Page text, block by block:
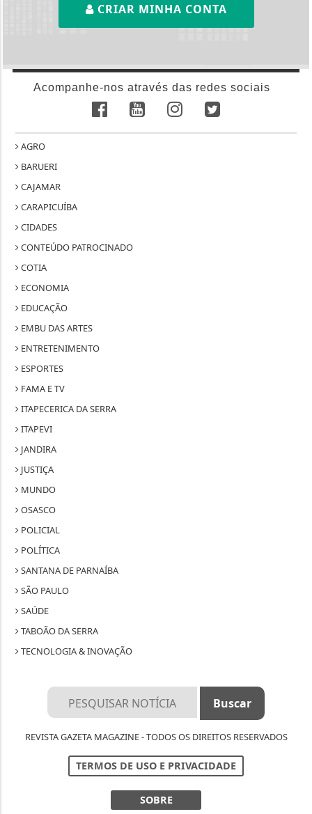
CRIAR MINHA CONTA
Acompanhe-nos através das redes sociais
AGRO
BARUERI
CAJAMAR
CARAPICUÍBA
CIDADES
CONTEÚDO PATROCINADO
COTIA
ECONOMIA
EDUCAÇÃO
EMBU DAS ARTES
ENTRETENIMENTO
ESPORTES
FAMA E TV
ITAPECERICA DA SERRA
ITAPEVI
JANDIRA
JUSTIÇA
MUNDO
OSASCO
POLICIAL
POLÍTICA
SANTANA DE PARNAÍBA
SÃO PAULO
SAÚDE
TABOÃO DA SERRA
TECNOLOGIA & INOVAÇÃO
REVISTA GAZETA MAGAZINE - TODOS OS DIREITOS RESERVADOS
TERMOS DE USO E PRIVACIDADE
SOBRE